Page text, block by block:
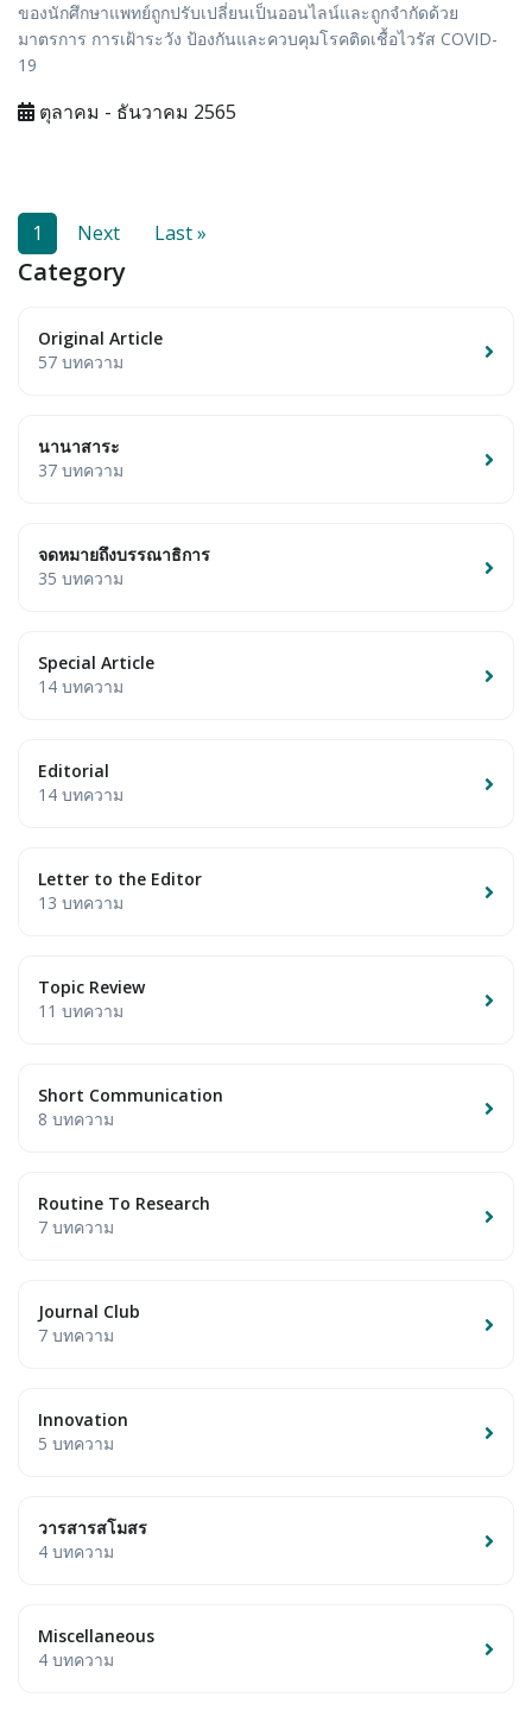
ของนักศึกษาแพทย์ถูกปรับเปลี่ยนเป็นออนไลน์และถูกจำกัดด้วย
มาตรการ การเฝ้าระวัง ป้องกันและควบคุมโรคติดเชื้อไวรัส COVID-
19
ตุลาคม - ธันวาคม 2565
1 Next Last »
Category
Original Article
57 บทความ
นานาสาระ
37 บทความ
จดหมายถึงบรรณาธิการ
35 บทความ
Special Article
14 บทความ
Editorial
14 บทความ
Letter to the Editor
13 บทความ
Topic Review
11 บทความ
Short Communication
8 บทความ
Routine To Research
7 บทความ
Journal Club
7 บทความ
Innovation
5 บทความ
วารสารสโมสร
4 บทความ
Miscellaneous
4 บทความ